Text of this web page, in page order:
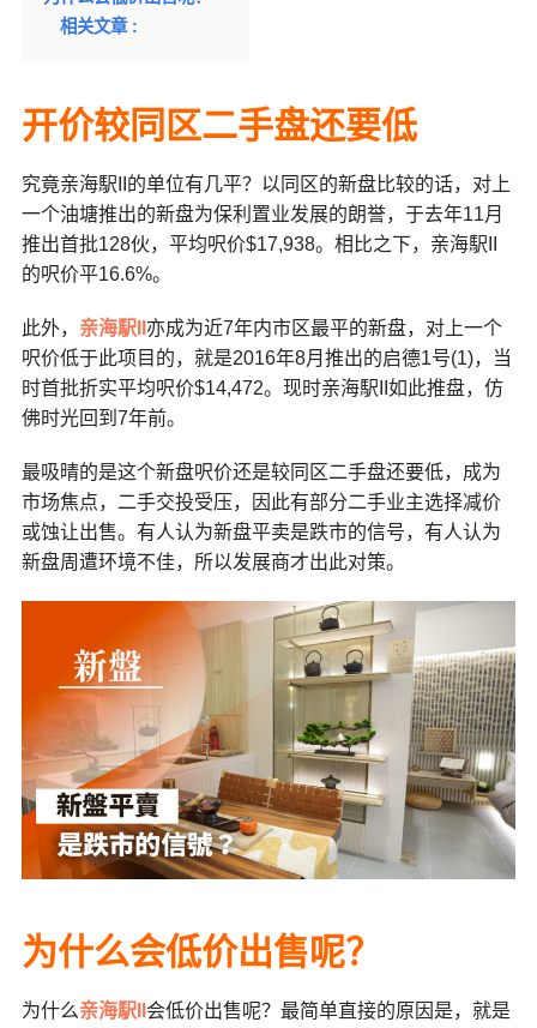
相关文章 :
开价较同区二手盘还要低
究竟亲海駅II的单位有几平？以同区的新盘比较的话，对上
一个油塘推出的新盘为保利置业发展的朗誉，于去年11月
推出首批128伙，平均呎价$17,938。相比之下，亲海駅II
的呎价平16.6%。
此外， 亲海駅II 亦成为近7年内市区最平的新盘，对上一个
呎价低于此项目的，就是2016年8月推出的启德1号(1)，当
时首批折实平均呎价$14,472。现时亲海駅II如此推盘，仿
佛时光回到7年前。
最吸晴的是这个新盘呎价还是较同区二手盘还要低，成为
市场焦点，二手交投受压，因此有部分二手业主选择减价
或蚀让出售。有人认为新盘平卖是跌市的信号，有人认为
新盘周遭环境不佳，所以发展商才出此对策。
为什么会低价出售呢？
为什么亲海駅II 会低价出售呢？最简单直接的原因是，就是